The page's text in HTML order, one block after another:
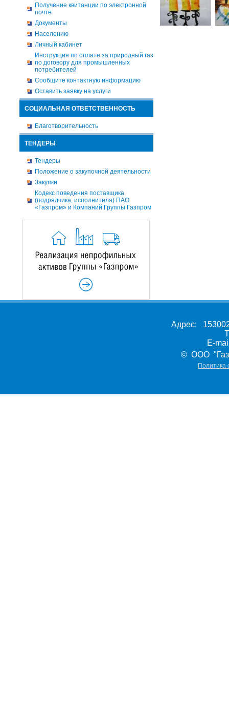
Получение квитанции по электронной
почте
Документы
Населению
Личный кабинет
Инструкция по оплате за природный газ
по договору для промышленных
потребителей
Сообщите контактную информацию
Оставить заявку на услуги
СОЦИАЛЬНАЯ ОТВЕТСТВЕННОСТЬ
Благотворительность
ТЕНДЕРЫ
Тендеры
Положение о закупочной деятельности
Закупки
Кодекс поведения поставщика
(подрядчика, исполнителя) ПАО
«Газпром» и Компаний Группы Газпром
Адрес:
E-
© ООО
Политика